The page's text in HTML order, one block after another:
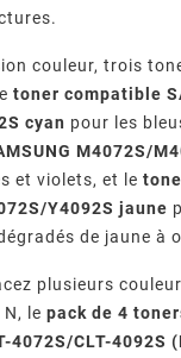
couleur, trois
toner compatible
cyan pour les
M4072S/
et violets, et le
Y4092S jaune
de jaune à
plusieurs
le pack de 4
4072S/CLT-4092S